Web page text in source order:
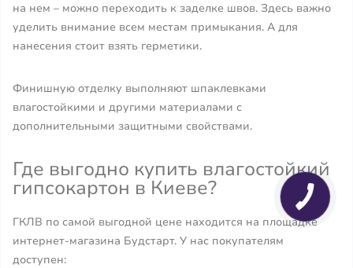
на нем – можно переходить к заделке швов. Здесь важно
уделить внимание всем местам примыкания. А для
нанесения стоит взять герметики.
Финишную отделку выполняют шпаклевками
влагостойкими и другими материалами с
дополнительными защитными свойствами.
Где выгодно купить влагостойкий
гипсокартон в Киеве?
ГКЛВ по самой выгодной цене находится на площадке
интернет-магазина Будстарт. У нас покупателям
доступен: